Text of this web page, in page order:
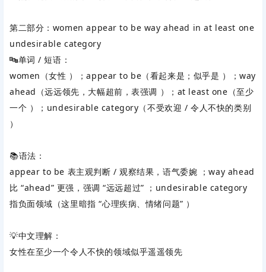
第二部分：women appear to be way ahead in at least one
undesirable category
🔤单词 / 短语：
women（女性 ）；appear to be（看起来是；似乎是 ）；way
ahead（远远领先，大幅超前，表强调 ）；at least one（至少
一个 ）；undesirable category（不受欢迎 / 令人不快的类别
）
📚语法：
appear to be 表主观判断 / 观察结果 ，语气委婉 ；way ahead
比 “ahead” 更强，强调 “远远超过” ；undesirable category
指负面领域（这里暗指 “心理疾病、情绪问题” ）
💡中文理解：
女性在至少一个令人不快的领域似乎遥遥领先